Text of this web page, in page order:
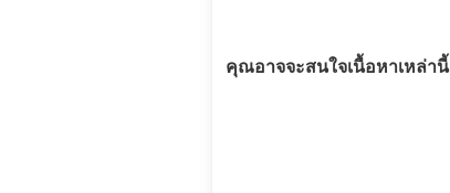
คุณอาจจะสนใจเนื้อหาเหล่านี้